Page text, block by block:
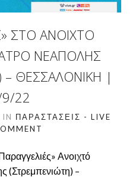
ΣΤΟ ΑΝΟΙΧΤΌ
ΝΕΆΠΟΛΗΣ
ΘΕΣΣΑΛΟΝΊΚΗ |
22
IN ΠΑΡΑΣΤΆΣΕΙΣ - LIVE
Ανοιχτό
(Στρεμπενιώτη) –